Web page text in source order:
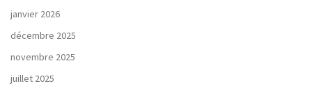
janvier 2026
décembre 2025
novembre 2025
juillet 2025